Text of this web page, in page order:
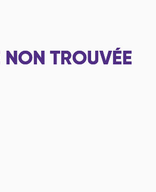
NON TROUVÉE